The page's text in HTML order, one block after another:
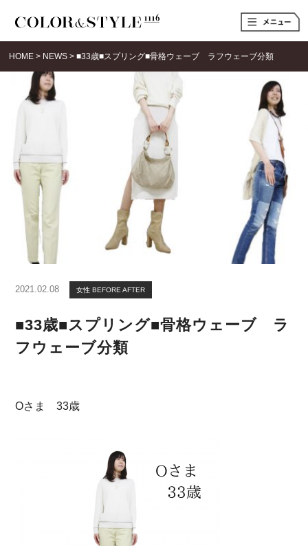
t
o
l
e
n
a
v
i
g
i
o
n
HOME > NEWS >■33歳■スプリング■骨格ウェーブ ラフウェーブ分類
2021.02.08 女性 BEFORE AFTER
■33歳■スプリング■骨格ウェーブ ラ
フウェーブ分類
Oさま 33歳